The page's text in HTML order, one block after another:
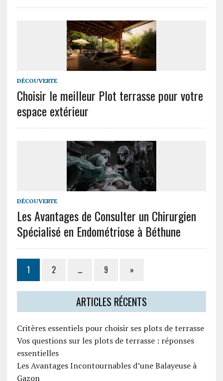
DÉCOUVERTE
Choisir le meilleur Plot terrasse pour votre
espace extérieur
DÉCOUVERTE
Les Avantages de Consulter un Chirurgien
Spécialisé en Endométriose à Béthune
1 2 … 9 »
ARTICLES RÉCENTS
Critères essentiels pour choisir ses plots de terrasse
Vos questions sur les plots de terrasse : réponses
essentielles
Les Avantages Incontournables d’une Balayeuse à
Gazon